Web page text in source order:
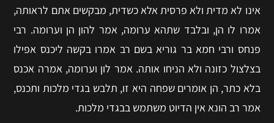
אינו לא מדית ולא פרסית אלא כשדית, מבקשים אתם לראותה,
אמרו לו הן, ובלבד שתהא ערומה, אמר להון הן וערומה. רבי
פנחס ורבי חמא בר גוריא בשם רב אמרו בקשה ליכנס אפילו
בצלצול כזונה ולא הניחו אותה. אמר לון וערומה, אמרה אכנס
בלא כתר, הן אומרים שפחה היא זו, תלבש בגדי מלכות ותכנס,
אמר רב הונא אין הדיוט משתמש בבגדי מלכות.